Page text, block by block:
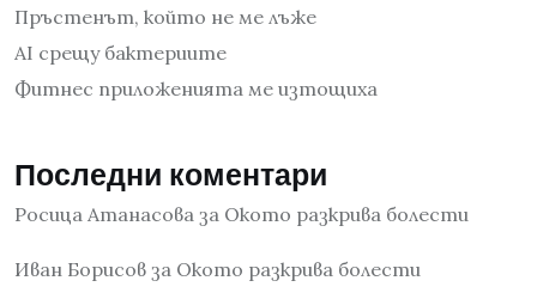
Пръстенът, който не ме лъже
AI срещу бактериите
Фитнес приложенията ме изтощиха
Последни коментари
Росица Атанасова за Окото разкрива болести
Иван Борисов за Окото разкрива болести